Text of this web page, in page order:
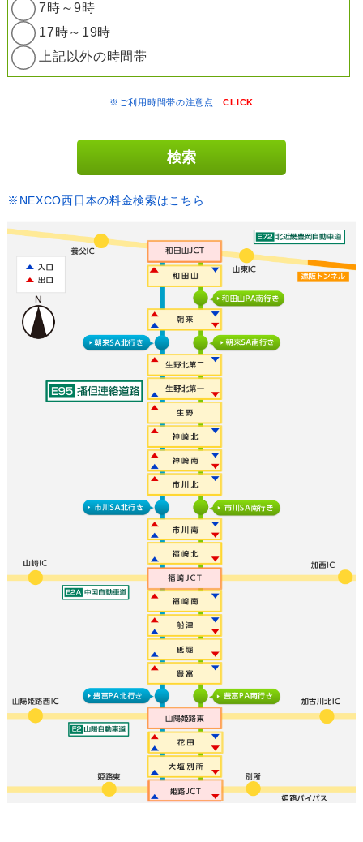
7時～9時
17時～19時
上記以外の時間帯
※ご利用時間帯の注意点CLICK
※NEXCO西日本の料金検索はこちら